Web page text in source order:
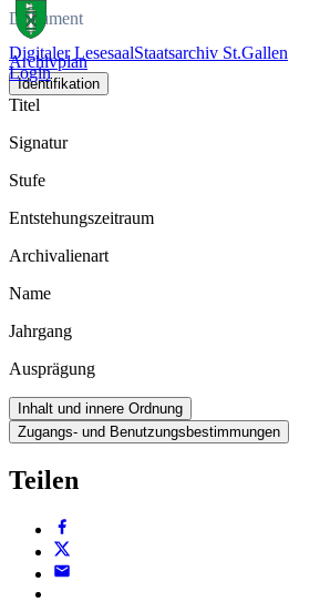
Digitaler LesesaalStaatsarchiv St.Gallen
Login
Dokument
Archivplan
Identifikation
Titel
Signatur
Stufe
Entstehungszeitraum
Archivalienart
Name
Jahrgang
Ausprägung
Inhalt und innere Ordnung
Zugangs- und Benutzungsbestimmungen
Teilen